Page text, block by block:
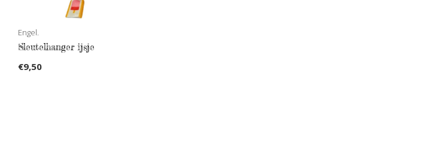
Engel.
Sleutelhanger ijsje
€9,50